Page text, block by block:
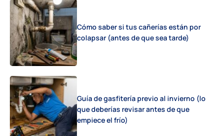
Cómo saber si tus cañerías están por
colapsar (antes de que sea tarde)
Guía de gasfitería previo al invierno (lo
que deberías revisar antes de que
empiece el frío)